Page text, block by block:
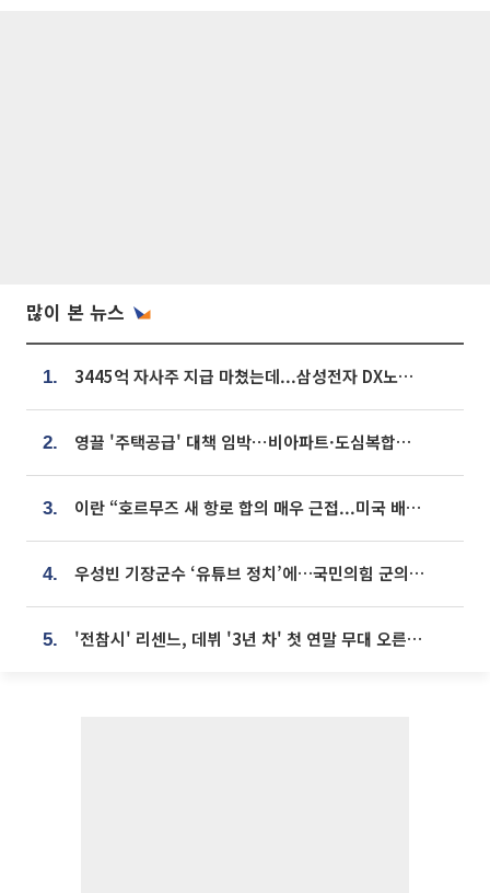
많이 본 뉴스
1. 3445억 자사주 지급 마쳤는데...삼성전자 DX노조, 뒤늦은 '떼쓰기 집회'
2. 영끌 '주택공급' 대책 임박⋯비아파트·도심복합까지 총동원
3. 이란 “호르무즈 새 항로 합의 매우 근접...미국 배상 먼저”
4. 우성빈 기장군수 ‘유튜브 정치’에…국민의힘 군의원들 집단 반발
5. '전참시' 리센느, 데뷔 '3년 차' 첫 연말 무대 오른다⋯"그동안 섭외 안 와"